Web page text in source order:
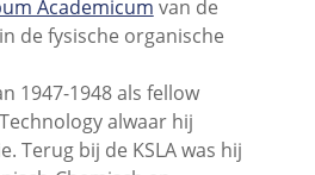
Academicum van de
de fysische organische
1947-1948 als fellow
alwaar hij
Terug bij de KSLA was hij